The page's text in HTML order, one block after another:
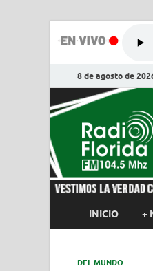
8 de agosto de
INICIO +
DEL MUNDO